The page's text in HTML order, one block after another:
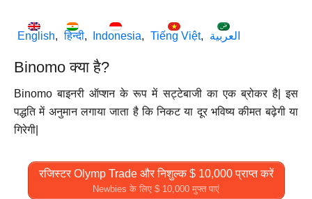
English हिन्दी Indonesia Tiếng Việt العربية
Binomo क्या है?
Binomo बाइनरी ऑप्शन के रूप में सट्टेबाजी का एक ब्रोकर है| इस
पद्धति में अनुमान लगाया जाता है कि निकट या दूर भविष्य कीमत बढ़ेगी या
गिरेगी|
रजिस्टर Olymp Trade और निशुल्क $ 10,000 प्राप्त करें
Newbies के लिए $ 10,000 मुफ्त पाएं